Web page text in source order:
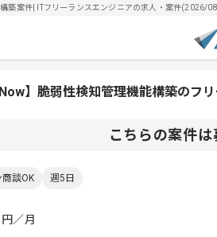
構築案件| ITフリーランスエンジニアの求人・案件(2026/
】脆弱性検知管理機能構築のフ
こちらの案件
談OK 週5日
円／月